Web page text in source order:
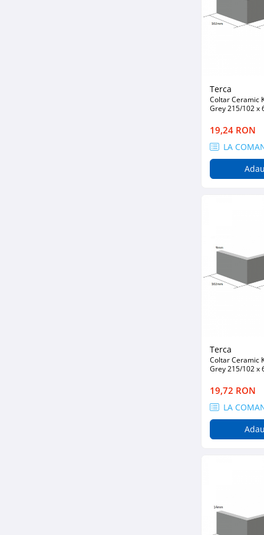
Terca
Coltar Ceramic
Grey 215/102 x
19,24 RON
LA
Terca
Coltar Ceramic
Grey 215/102 x
19,72 RON
LA